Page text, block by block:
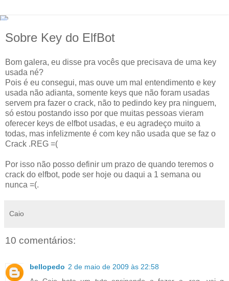
Sobre Key do ElfBot
Bom galera, eu disse pra vocês que precisava de uma key
usada né?
Pois é eu consegui, mas ouve um mal entendimento e key
usada não adianta, somente keys que não foram usadas
servem pra fazer o crack, não to pedindo key pra ninguem,
só estou postando isso por que muitas pessoas vieram
oferecer keys de elfbot usadas, e eu agradeço muito a
todas, mas infelizmente é com key não usada que se faz o
Crack .REG =(
Por isso não posso definir um prazo de quando teremos o
crack do elfbot, pode ser hoje ou daqui a 1 semana ou
nunca =(.
Caio
10 comentários:
bellopedo 2 de maio de 2009 às 22:58